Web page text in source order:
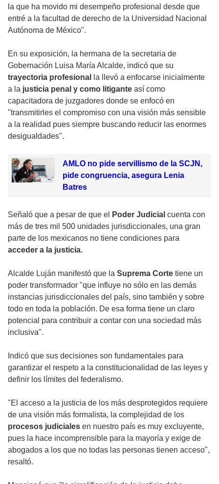
la que ha movido mi desempeño profesional desde que
entré a la facultad de derecho de la Universidad Nacional
Autónoma de México".
En su exposición, la hermana de la secretaria de
Gobernación Luisa María Alcalde, indicó que su
trayectoria profesional
la llevó a enfocarse inicialmente
a la justicia penal y como litigante así como
capacitadora de juzgadores donde se enfocó en
"transmitirles el compromiso con una visión más sensible
a la realidad pues siempre buscando reducir las enormes
desigualdades".
AMLO no pide servillismo de la SCJN,
pide congruencia, asegura Lenia
Batres
Señaló que a pesar de que el Poder Judicial cuenta con
más de tres mil 500 unidades jurisdiccionales, una gran
parte de los mexicanos no tiene condiciones para
acceder a la justicia.
Alcalde Luján manifestó que la Suprema Corte tiene un
poder transformador "que influye no sólo en las demás
instancias jurisdiccionales del país, sino también y sobre
todo en toda la población. De esa forma tiene un claro
potencial para contribuir a contar con una sociedad más
inclusiva".
Indicó que sus decisiones son fundamentales para
garantizar el respeto a la constitucionalidad de las leyes y
definir los límites del federalismo.
"El acceso a la justicia de los más desprotegidos requiere
de una visión más formalista, la complejidad de los
procesos judiciales en nuestro país es muy excluyente,
pues la hace incomprensible para la mayoría y exige de
abogados a los que no todas las personas tienen acceso",
resaltó.